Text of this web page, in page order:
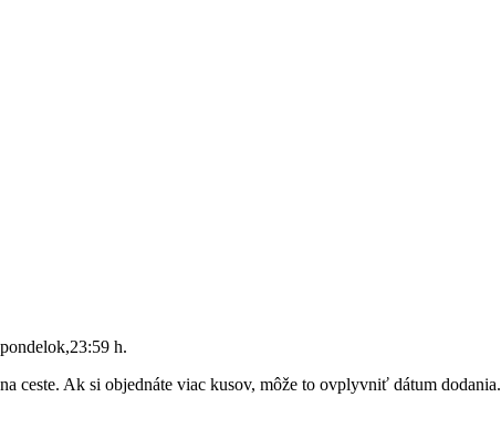
pondelok,23:59 h.
ceste. Ak si objednáte viac kusov, môže to ovplyvniť dátum dodania.